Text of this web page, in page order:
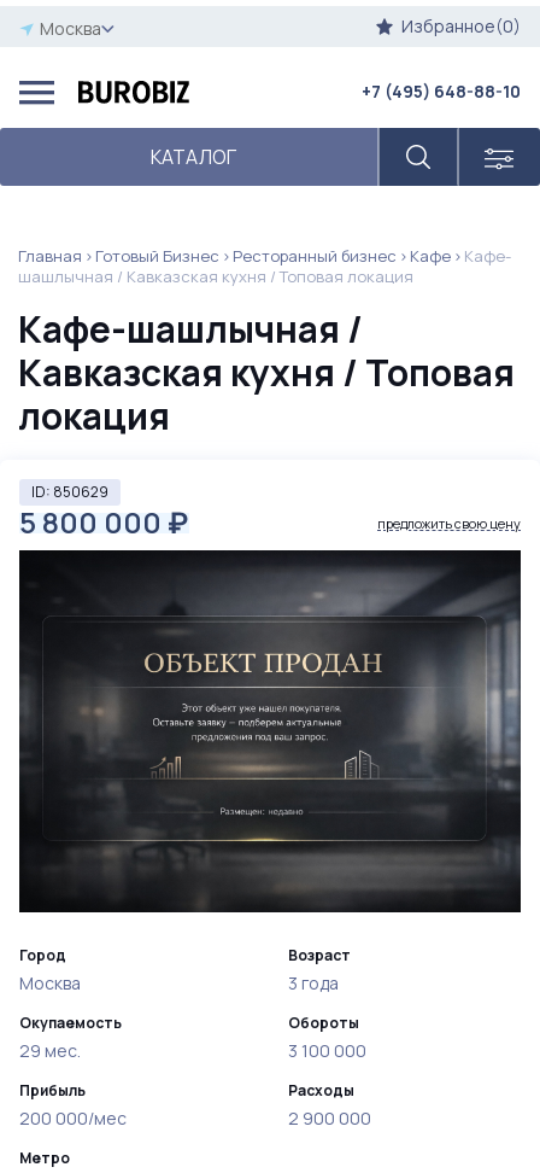
Москва Избранное(0)
КАТАЛОГ
+7 (495) 648-88-10
Главная Готовый Бизнес Ресторанный бизнес Кафе
Кафе-
шашлычная / Кавказская кухня / Топовая локация
Кафе-шашлычная /
Кавказская кухня / Топовая
локация
ID: 850629
5 800 000 ₽ предложить свою цену
Город
Москва
Окупаемость
29 мес.
Прибыль
200 000/мес
Возраст
3 года
Обороты
3 100 000
Расходы
2 900 000
Метро